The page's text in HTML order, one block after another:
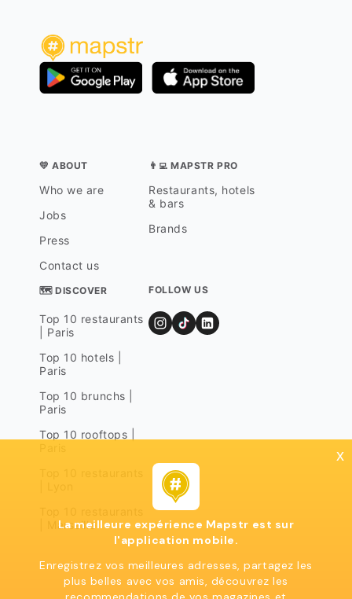
💛 ABOUT
Who we are
Jobs
Press
Contact us
👨‍💻 MAPSTR PRO
Restaurants, hotels
& bars
Brands
🗺 DISCOVER
Top 10 restaurants
| Paris
Top 10 hotels |
Paris
Top 10 brunchs |
Paris
Top 10 rooftops |
| Marseille
FOLLOW US
x
La meilleure expérience Mapstr est sur
l'application mobile.
Enregistrez vos meilleures adresses, partagez les
plus belles avec vos amis, découvrez les